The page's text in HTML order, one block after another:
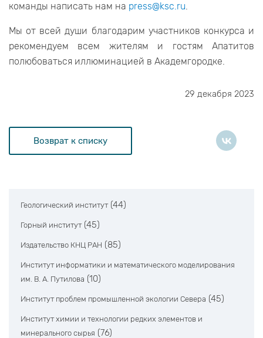
команды написать нам на press@ksc.ru.
Мы от всей души благодарим участников конкурса и
рекомендуем всем жителям и гостям Апатитов
полюбоваться иллюминацией в Академгородке.
29 декабря 2023
Возврат к списку
Геологический институт (44)
Горный институт (45)
Издательство КНЦ РАН (85)
Институт информатики и математического моделирования
им. В. А. Путилова (10)
Институт проблем промышленной экологии Севера (45)
Институт химии и технологии редких элементов и
минерального сырья (76)